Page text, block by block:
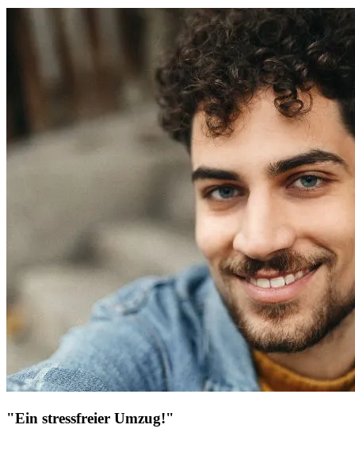
"Ein stressfreier Umzug!"